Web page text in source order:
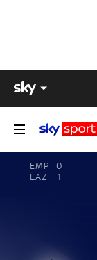
EMP
0
LAZ
1